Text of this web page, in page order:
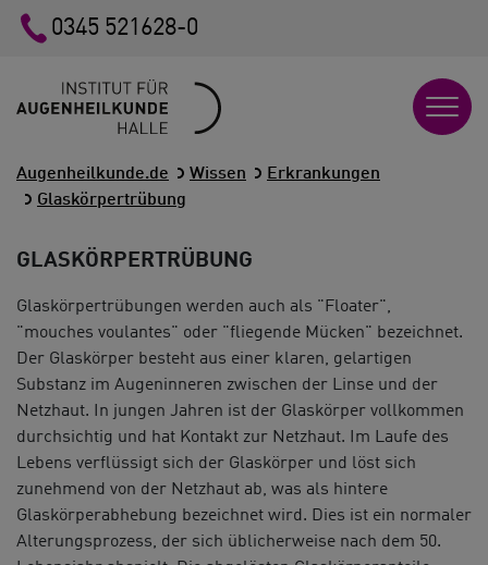
0345 521628-0
Augenheilkunde.de Wissen
Erkrankungen
Glaskörpertrübung
GLASKÖRPERTRÜBUNG
Glaskörpertrübungen werden auch als "Floater",
"mouches voulantes" oder "fliegende Mücken" bezeichnet.
Der Glaskörper besteht aus einer klaren, gelartigen
Substanz im Augeninneren zwischen der Linse und der
Netzhaut. In jungen Jahren ist der Glaskörper vollkommen
durchsichtig und hat Kontakt zur Netzhaut. Im Laufe des
Lebens verflüssigt sich der Glaskörper und löst sich
zunehmend von der Netzhaut ab, was als hintere
Glaskörperabhebung bezeichnet wird. Dies ist ein normaler
Alterungsprozess, der sich üblicherweise nach dem 50.